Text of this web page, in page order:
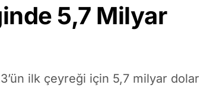
5,7 Milyar
ilk çeyreği için 5,7 milyar dolar